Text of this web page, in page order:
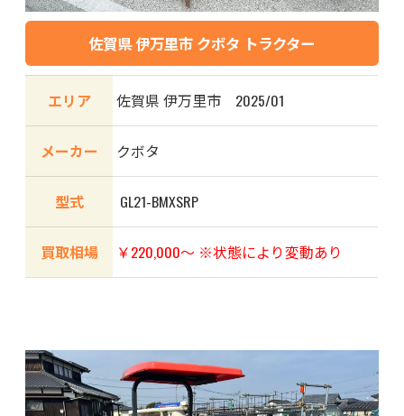
佐賀県 伊万里市 クボタ トラクター
エリア 佐賀県 伊万里市 2025/01
メーカー クボタ
型式 GL21-BMXSRP
買取相場 ￥220,000～ ※状態により変動あり